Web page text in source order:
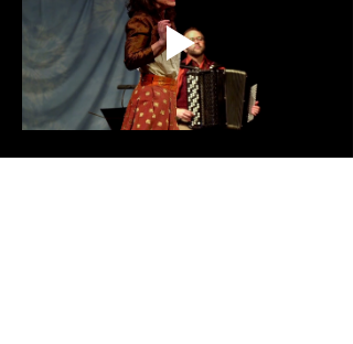
Télécharger le dossier artistique